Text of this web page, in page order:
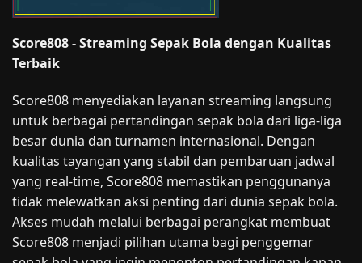
Score808 - Streaming Sepak Bola dengan Kualitas
Terbaik
Score808 menyediakan layanan streaming langsung
untuk berbagai pertandingan sepak bola dari liga-liga
besar dunia dan turnamen internasional. Dengan
kualitas tayangan yang stabil dan pembaruan jadwal
yang real-time, Score808 memastikan penggunanya
tidak melewatkan aksi penting dari dunia sepak bola.
Akses mudah melalui berbagai perangkat membuat
Score808 menjadi pilihan utama bagi penggemar